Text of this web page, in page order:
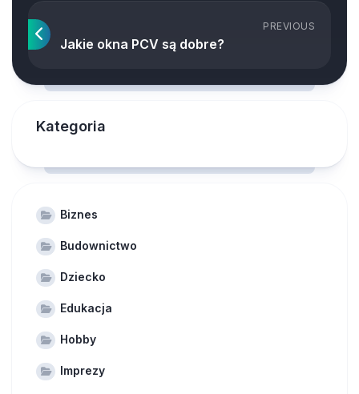
PREVIOUS
Jakie okna PCV są dobre?
Kategoria
Biznes
Budownictwo
Dziecko
Edukacja
Hobby
Imprezy